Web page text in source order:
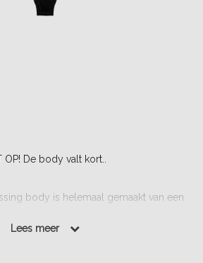
OP! De body valt kort..
body is helemaal gemaakt van een
ronde hals en sluit door middel van
Lees meer